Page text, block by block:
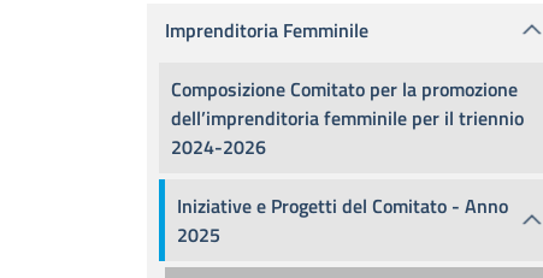
Imprenditoria Femminile
Composizione Comitato per la promozione
dell’imprenditoria femminile per il triennio
2024-2026
Iniziative e Progetti del Comitato - Anno
2025